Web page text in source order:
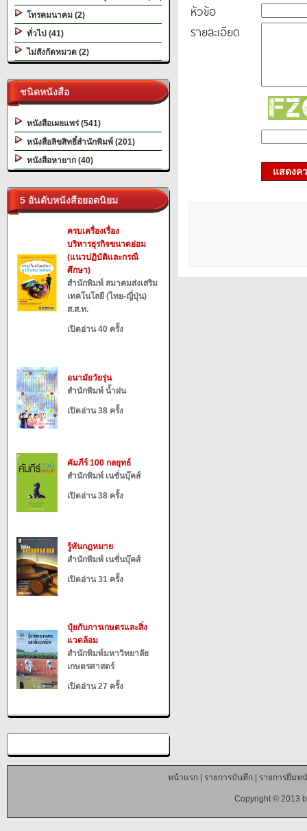
โทรคมนาคม (2)
ทั่วไป (41)
ไม่สังกัดหมวด (2)
ชนิดหนังสือ
หนังสือเผยแพร่ (541)
หนังสือลิขสิทธิ์สำนักพิมพ์ (201)
หนังสือหายาก (40)
5 อันดับหนังสือยอดนิยม
ครบเครื่องเรื่อง
บริหารธุรกิจขนาดย่อม
(แนวปฏิบัติและกรณี
ศึกษา)
สำนักพิมพ์ สมาคมส่งเสริม
เทคโนโลยี (ไทย-ญี่ปุ่น)
ส.ส.ท.
เปิดอ่าน 40 ครั้ง
อนามัยวัยรุ่น
สำนักพิมพ์ น้ำฝน
เปิดอ่าน 38 ครั้ง
คัมภีร์ 100 กลยุทธ์
สำนักพิมพ์ เนชั่นบุ๊คส์
เปิดอ่าน 38 ครั้ง
รู้ทันกฎหมาย
สำนักพิมพ์ เนชั่นบุ๊คส์
เปิดอ่าน 31 ครั้ง
ปุ๋ยกับการเกษตรและสิ่ง
แวดล้อม
สำนักพิมพ์มหาวิทยาลัย
เกษตรศาสตร์
เปิดอ่าน 27 ครั้ง
หัวข้อ
รายละเอียด
แสดงค
หน้าแรก| รายการบันทึก| รายการยืมห
Copyright © 2013